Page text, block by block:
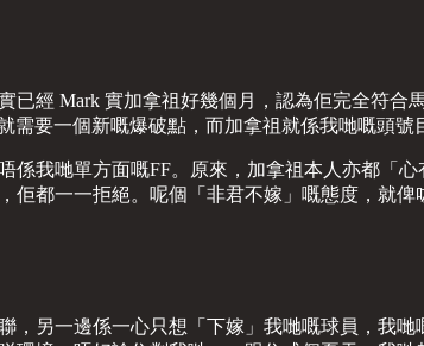
已經 Mark 實加拿祖好幾個月，認為佢完全符
需要一個新嘅爆破點，而加拿祖就係我哋嘅頭號
係我哋單方面嘅FF。原來，加拿祖本人亦都「
佢都一一拒絕。呢個「非君不嫁」嘅態度，就俾
，另一邊係一心只想「下嫁」我哋嘅球員，我